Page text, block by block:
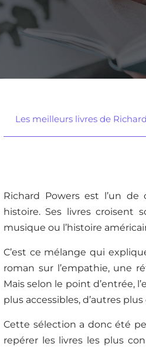
Les meilleurs livres de
Richard Powers est l’un
histoire. Ses livres croisent
musique ou l’histoire
C’est ce mélange qui
roman sur l’empathie, une
Mais selon le point d’entrée,
plus accessibles, d’autres
Cette sélection a donc été
repérer les livres les plus